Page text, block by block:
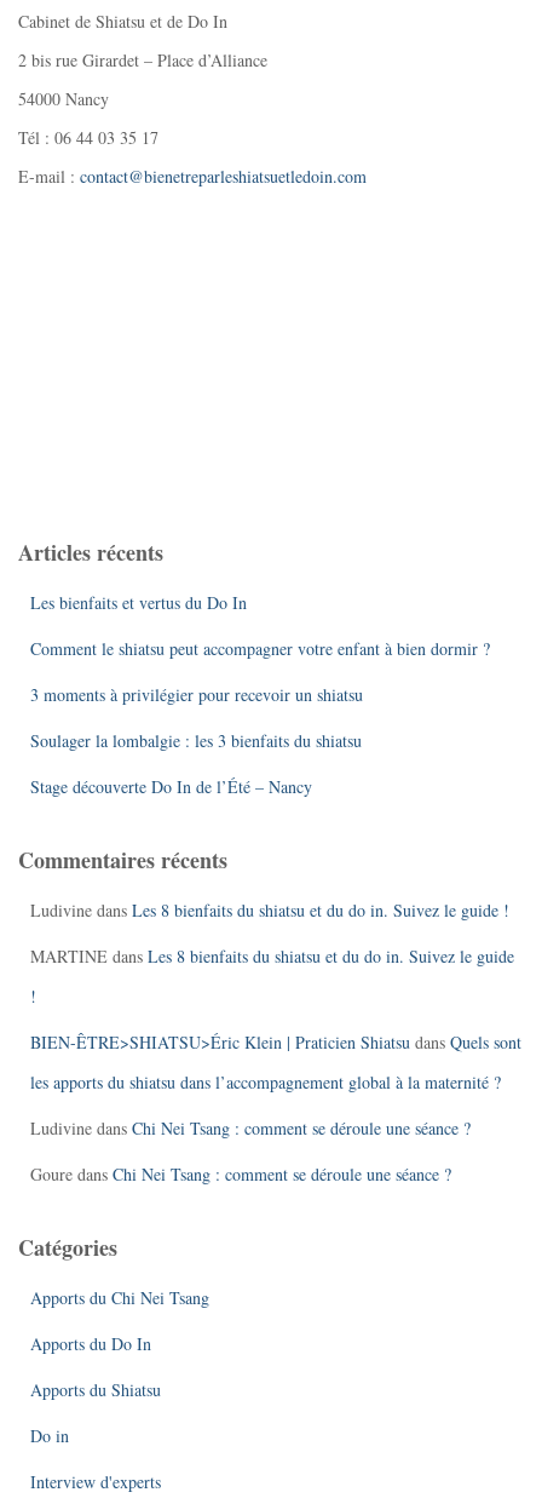
Cabinet de Shiatsu et de Do In
2 bis rue Girardet – Place d’Alliance
54000 Nancy
Tél : 06 44 03 35 17
E-mail : contact@bienetreparleshiatsuetledoin.com
Articles récents
Les bienfaits et vertus du Do In
Comment le shiatsu peut accompagner votre enfant à bien dormir ?
3 moments à privilégier pour recevoir un shiatsu
Soulager la lombalgie : les 3 bienfaits du shiatsu
Stage découverte Do In de l’Été – Nancy
Commentaires récents
Ludivine dans Les 8 bienfaits du shiatsu et du do in. Suivez le guide !
MARTINE dans Les 8 bienfaits du shiatsu et du do in. Suivez le guide
!
BIEN-ÊTRE>SHIATSU>Éric Klein | Praticien Shiatsu dans Quels sont
les apports du shiatsu dans l’accompagnement global à la maternité ?
Ludivine dans Chi Nei Tsang : comment se déroule une séance ?
Goure dans Chi Nei Tsang : comment se déroule une séance ?
Catégories
Apports du Chi Nei Tsang
Apports du Do In
Apports du Shiatsu
Do in
Interview d'experts